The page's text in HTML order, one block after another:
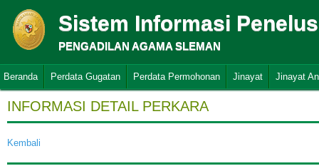
Sistem Informasi
PENGADILAN AGAMA SLEMAN
Beranda Perdata Gugatan Perdata Permohonan Jinayat Jinayat
INFORMASI DETAIL PERKARA
Kembali